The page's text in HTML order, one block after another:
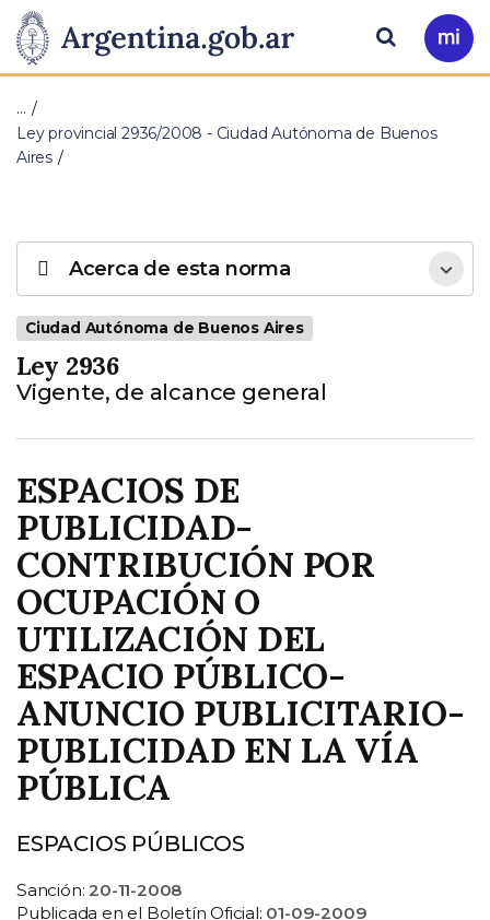
Presidencia
de
la
Pasar al contenido principal
Ir
a
Buscar
…
Ley provincial 2936/2008 - Ciudad Autónoma de Buenos
Aires
Ciudad Autónoma de Buenos Aires
Ley 2936
Vigente, de alcance general
ESPACIOS DE
PUBLICIDAD-
CONTRIBUCIÓN POR
OCUPACIÓN O
UTILIZACIÓN DEL
ESPACIO PÚBLICO-
ANUNCIO PUBLICITARIO-
PUBLICIDAD EN LA VÍA
PÚBLICA
ESPACIOS PÚBLICOS
Sanción:20-11-2008
Publicada en el Boletín Oficial: 01-09-2009
Acerca de esta norma